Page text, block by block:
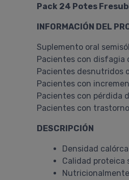
Pack 24 Potes
INFORMACIÓN DEL
Suplemento oral
Pacientes con disfagia
Pacientes desnutridos
Pacientes con
Pacientes con pérdida
Pacientes con
DESCRIPCIÓN
Densidad
Calidad proteica